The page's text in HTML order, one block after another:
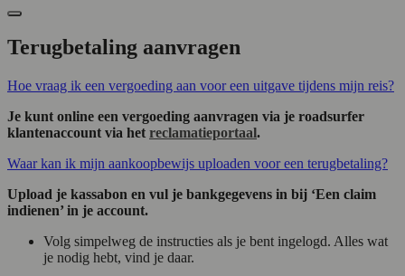
Terugbetaling aanvragen
Hoe vraag ik een vergoeding aan voor een uitgave tijdens mijn reis?
Je kunt online een vergoeding aanvragen via je roadsurfer
klantenaccount via het reclamatieportaal.
Waar kan ik mijn aankoopbewijs uploaden voor een terugbetaling?
Upload je kassabon en vul je bankgegevens in bij ‘Een claim
indienen’ in je account.
Volg simpelweg de instructies als je bent ingelogd. Alles wat
je nodig hebt, vind je daar.